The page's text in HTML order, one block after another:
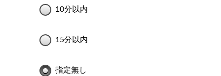
10分以内
15分以内
指定無し